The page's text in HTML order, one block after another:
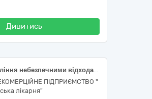
Дивитись
Послуги з управління небезпечними відходами (приймання та зберігання, оброблення/видалення відходів).
ПІДПРИЄМСТВО "
лікарня"